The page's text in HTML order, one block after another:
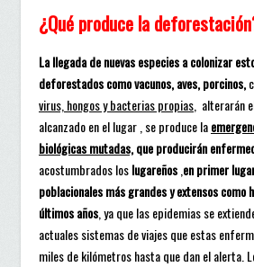
¿Qué produce la
La llegada de nuevas especies a colonizar
deforestados como vacunos, aves, porcinos,
virus, hongos y bacterias propias , alterarán
alcanzado en el lugar , se produce la
biológicas mutadas,que producirán
acostumbrados loslugareños en primer
poblacionales más grandes y extensos como
últimos años , ya que las epidemias se
actuales sistemas de viajes que estas
miles de kilómetros hasta que dan el alerta.